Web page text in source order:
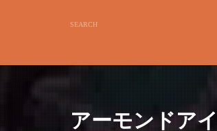
アーモンドア